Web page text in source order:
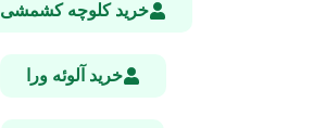
خرید کلوچه کشمشی
خرید آلوئه ورا